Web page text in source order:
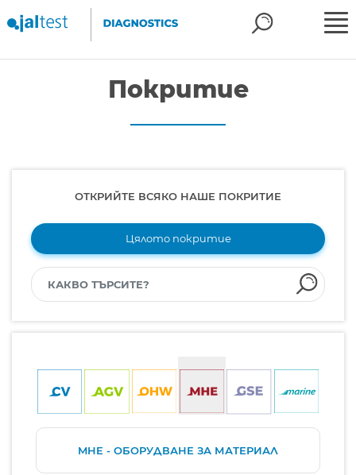
Покритие
ОТКРИЙТЕ ВСЯКО НАШЕ ПОКРИТИЕ
Цялото покритие
MHE - ОБОРУДВАНЕ ЗА МАТЕРИАЛ